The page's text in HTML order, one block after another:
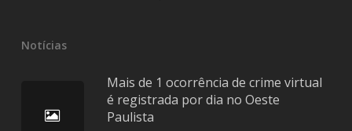
Notícias
Mais de 1 ocorrência de crime virtual
é registrada por dia no Oeste
Paulista